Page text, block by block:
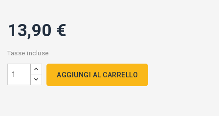
13,90 €
Tasse incluse
AGGIUNGI AL CARRELLO